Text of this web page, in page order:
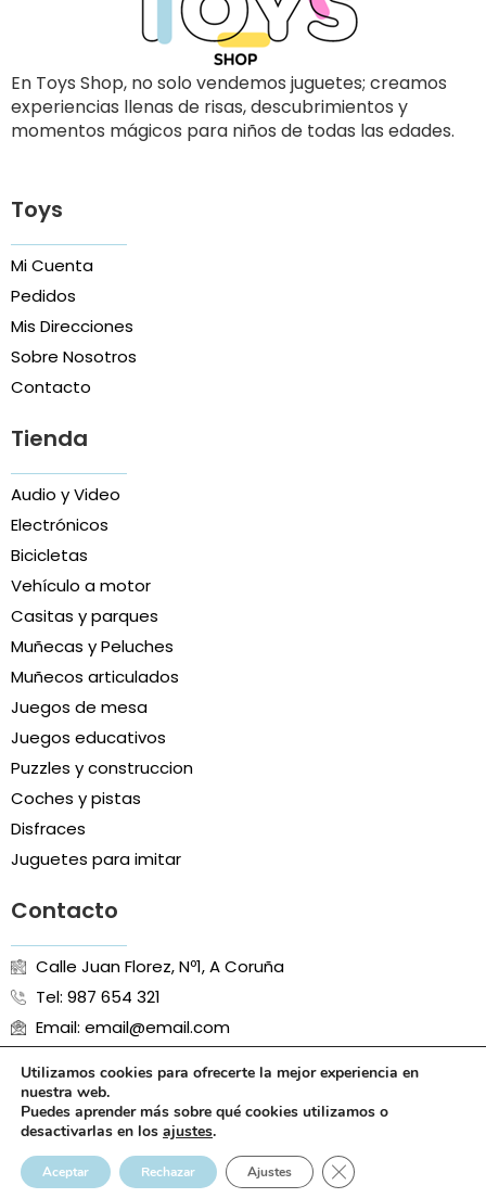
En Toys Shop, no solo vendemos juguetes; creamos
experiencias llenas de risas, descubrimientos y
momentos mágicos para niños de todas las edades.
Toys
Mi Cuenta
Pedidos
Mis Direcciones
Sobre Nosotros
Contacto
Tienda
Audio y Video
Electrónicos
Bicicletas
Vehículo a motor
Casitas y parques
Muñecas y Peluches
Muñecos articulados
Juegos de mesa
Juegos educativos
Puzzles y construccion
Coches y pistas
Disfraces
Juguetes para imitar
Contacto
Calle Juan Florez, Nº1, A Coruña
Tel: 987 654 321
Email: email@email.com
Copyright 2024. Desarrollado por Distrito K
Aviso Legal Política de Cookies
Política de Privacidad
Términos y Condiciones
Utilizamos cookies para ofrecerte la mejor experiencia en
nuestra web.
Puedes aprender más sobre qué cookies utilizamos o
desactivarlas en los ajustes.
Aceptar Rechazar Ajustes Cerrar el banner de